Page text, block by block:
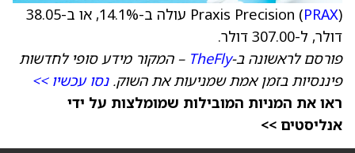
Praxis Precision (PRAX
) עולה ב-14.1%, או ב-38.05
דולר, ל-307.00 דולר.
פורסם לראשונה ב-TheFly – המקור מידע סופי לחדשות
פיננסיות בזמן אמת שמניעות את השוק.נסו עכשיו >>
ראו את המניות המובילות שמומלצות על ידי
אנליסטים >>